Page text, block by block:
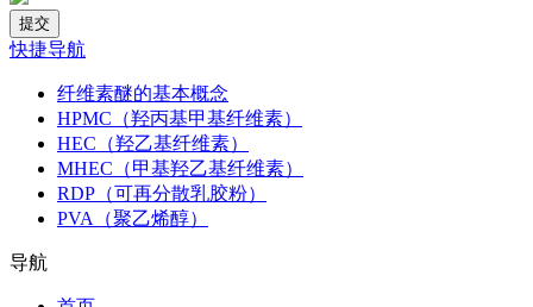
快捷导航
纤维素醚的基本概念
HPMC（羟丙基甲基纤维素）
HEC（羟乙基纤维素）
MHEC（甲基羟乙基纤维素）
RDP（可再分散乳胶粉）
PVA（聚乙烯醇）
导航